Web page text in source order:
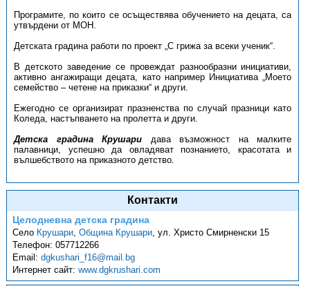
Програмите, по които се осъществява обучението на децата, са
утвърдени от МОН.
Детската градина работи по проект „С грижа за всеки ученик“.
В детското заведение се провеждат разнообразни инициативи,
активно ангажиращи децата, като например Инициатива „Моето
семейство – четене на приказки“ и други.
Ежегодно се организират празненства по случай празници като
Коледа, настъпването на пролетта и други.
Детска градина Крушари дава възможност на малките
палавници, успешно да овладяват познанието, красотата и
вълшебството на приказното детство.
Контакти
Целодневна детска градина
Село Крушари,Община Крушари,ул. Христо Смирненски 15
Телефон:057712266
Email:dgkushari_f16@mail.bg
Интернет сайт:www.dgkrushari.com